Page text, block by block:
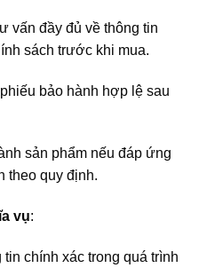
vấn đầy đủ về thông tin
sách trước khi mua.
bảo hành hợp lệ sau
sản phẩm nếu đáp ứng
theo quy định.
vụ:
chính xác trong quá trình